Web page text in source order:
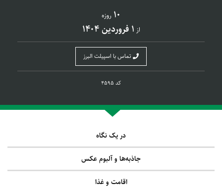
10 روزه
از 1 فروردین 1404
تماس با اسپیلت البرز
کد 4595
در یک نگاه
جاذبه‌ها و آلبوم عکس
اقامت و غذا